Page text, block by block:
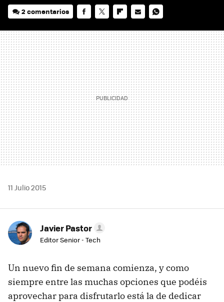
2 comentarios
MAIL
11 Julio 2015
Javier Pastor
Editor Senior - Tech
Un nuevo fin de semana comienza, y como
siempre entre las muchas opciones que podéis
aprovechar para disfrutarlo está la de dedicar